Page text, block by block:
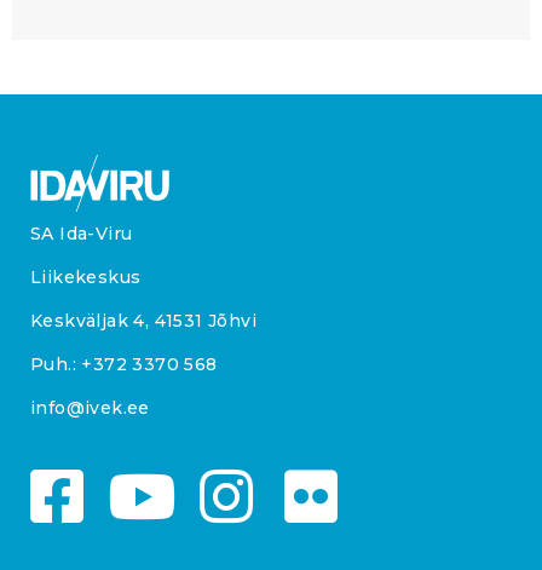
SA Ida-Viru
Liikekeskus
Keskväljak 4, 41531 Jõhvi
Puh.: +372 3370 568
info@ivek.ee